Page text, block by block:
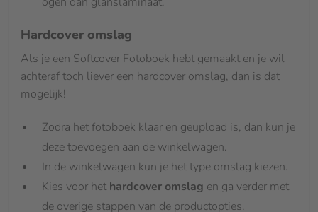
Hardcover omslag
Als je een Softcover Fotoboek hebt gemaakt en je wil
achteraf toch liever een hardcover omslag, dan is dat
mogelijk!
Zodra het fotoboek klaar en geupload is, dan kun je
deze toevoegen aan de winkelwagen.
In de winkelwagen kun je het type omslag kiezen.
Kies voor het hardcover omslag en ga verder met
de overige stappen van de productopties.